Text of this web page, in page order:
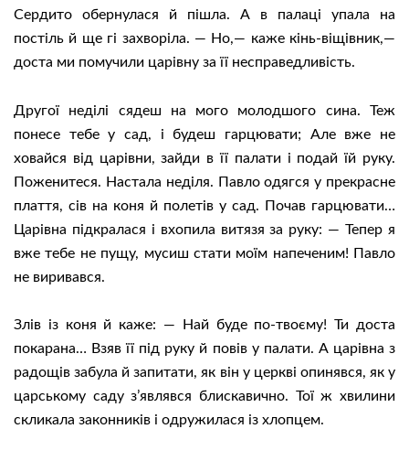
Сердито обернулася й пішла. А в палаці упала на
постіль й ще гі захворіла. — Но,— каже кінь-віщівник,—
доста ми помучили царівну за її несправедливість.
Другої неділі сядеш на мого молодшого сина. Теж
понесе тебе у сад, і будеш гарцювати; Але вже не
ховайся від царівни, зайди в її палати і подай їй руку.
Поженитеся. Настала неділя. Павло одягся у прекрасне
плаття, сів на коня й полетів у сад. Почав гарцювати…
Царівна підкралася і вхопила витязя за руку: — Тепер я
вже тебе не пущу, мусиш стати моїм напеченим! Павло
не виривався.
Злів із коня й каже: — Най буде по-твоєму! Ти доста
покарана… Взяв її під руку й повів у палати. А царівна з
радощів забула й запитати, як він у церкві опинявся, як у
царському саду з’являвся блискавично. Тої ж хвилини
скликала законників і одружилася із хлопцем.